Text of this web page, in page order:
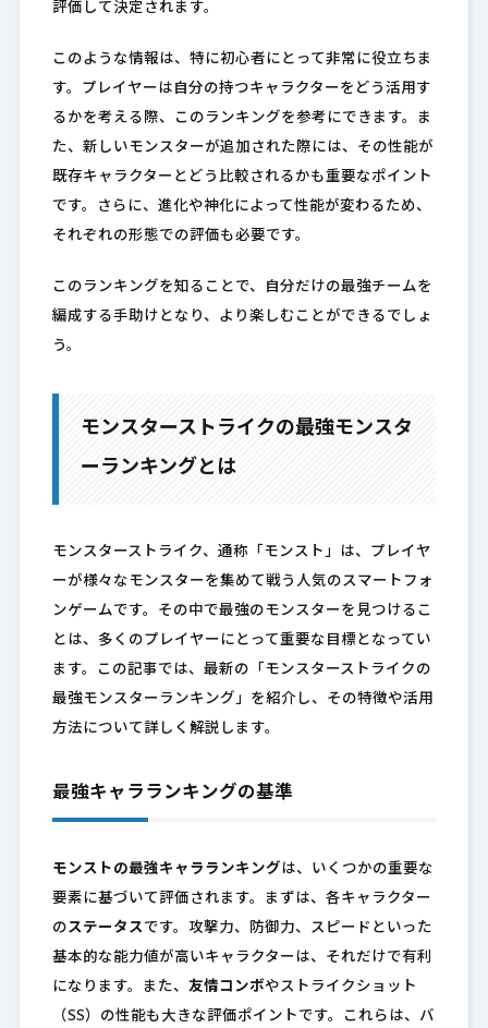
評価して決定されます。
このような情報は、特に初心者にとって非常に役立ちま
す。プレイヤーは自分の持つキャラクターをどう活用す
るかを考える際、このランキングを参考にできます。ま
た、新しいモンスターが追加された際には、その性能が
既存キャラクターとどう比較されるかも重要なポイント
です。さらに、進化や神化によって性能が変わるため、
それぞれの形態での評価も必要です。
このランキングを知ることで、自分だけの最強チームを
編成する手助けとなり、より楽しむことができるでしょ
う。
モンスターストライクの最強モンスタ
ーランキングとは
モンスターストライク、通称「モンスト」は、プレイヤ
ーが様々なモンスターを集めて戦う人気のスマートフォ
ンゲームです。その中で最強のモンスターを見つけるこ
とは、多くのプレイヤーにとって重要な目標となってい
ます。この記事では、最新の「モンスターストライクの
最強モンスターランキング」を紹介し、その特徴や活用
方法について詳しく解説します。
最強キャラランキングの基準
モンストの最強キャラランキング は、いくつかの重要な
要素に基づいて評価されます。まずは、各キャラクター
のステータスです。攻撃力、防御力、スピードといった
基本的な能力値が高いキャラクターは、それだけで有利
になります。また、 友情コンボやストライクショット
（SS）の性能も大きな評価ポイントです。これらは、バ